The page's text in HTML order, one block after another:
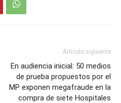
Artículo siguiente
En audiencia inicial: 50 medios
de prueba propuestos por el
MP exponen megafraude en la
compra de siete Hospitales